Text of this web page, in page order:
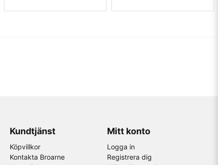
Kundtjänst
Köpvillkor
Kontakta Broarne
Mitt konto
Logga in
Registrera dig